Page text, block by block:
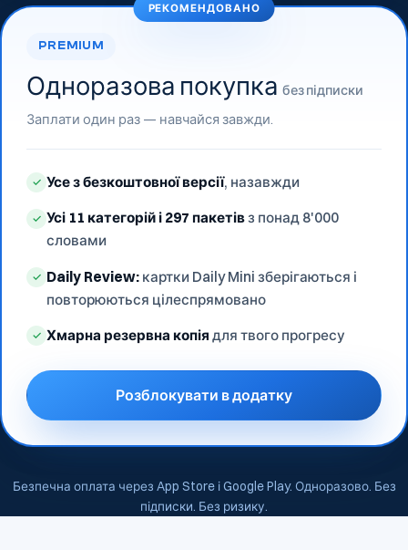
РЕКОМЕНДОВАНО
PREMIUM
Одноразова покупкабез підписки
Заплати один раз — навчайся завжди.
✓ Усе з безкоштовної версії, назавжди
✓ Усі 11 категорій і 297 пакетівз понад 8'000
словами
✓ Daily Review: картки Daily Mini зберігаються і
повторюються цілеспрямовано
✓ Хмарна резервна копія для твого прогресу
Розблокувати в додатку
Безпечна оплата через App Store і Google Play. Одноразово. Без
підписки. Без ризику.